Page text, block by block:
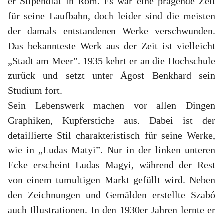
für seine Laufbahn, doch leider sind die meisten
der damals entstandenen Werke verschwunden.
Das bekannteste Werk aus der Zeit ist vielleicht
„Stadt am Meer”. 1935 kehrt er an die Hochschule
zurück und setzt unter Ágost Benkhard sein
Studium fort.
Sein Lebenswerk machen vor allen Dingen
Graphiken, Kupferstiche aus. Dabei ist der
detaillierte Stil charakteristisch für seine Werke,
wie in „Ludas Matyi”. Nur in der linken unteren
Ecke erscheint Ludas Magyi, während der Rest
von einem tumultigen Markt gefüllt wird. Neben
den Zeichnungen und Gemälden erstellte Szabó
auch Illustrationen. In den 1930er Jahren lernte er